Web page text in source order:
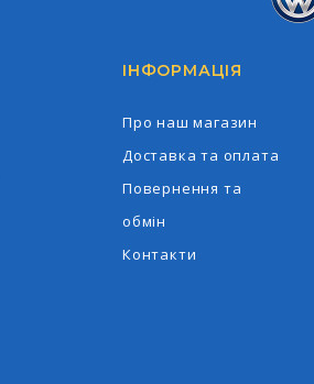
ІНФОРМАЦІЯ
Про наш магазин
Доставка та оплата
Повернення та
обмін
Контакти